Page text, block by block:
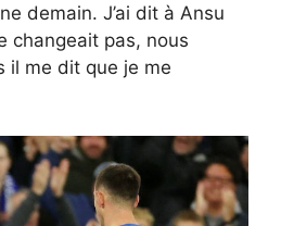
demain. J’ai dit à Ansu
changeait pas, nous
il me dit que je me